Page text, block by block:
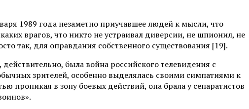
1989 года незаметно приучавшее людей к мысли, что
врагов, что никто не устраивал диверсии, не шпионил, не
так, для оправдания собственного существования [19].
была война российского телевидения с
зрителей, особенно выделялась своими симпатиями к
проникая в зону боевых действий, она брала у сепаратистов